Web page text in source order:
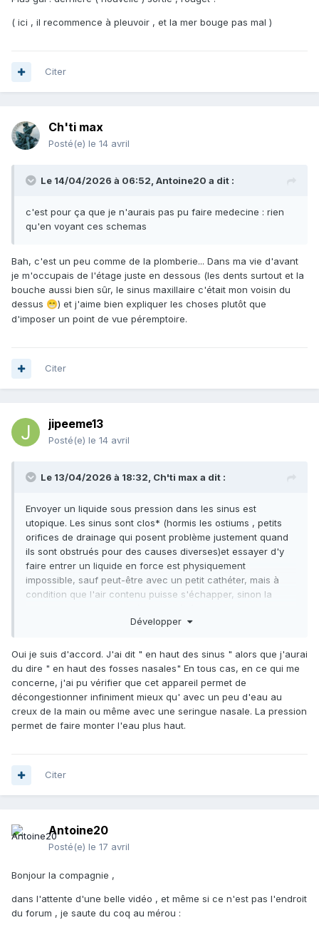
( ici , il recommence à pleuvoir , et la mer bouge pas mal )
Citer
Ch'ti max
Posté(e) le 14 avril
Le 14/04/2026 à 06:52, Antoine20 a dit :
c'est pour ça que je n'aurais pas pu faire medecine : rien
qu'en voyant ces schemas
Bah, c'est un peu comme de la plomberie... Dans ma vie d'avant
je m'occupais de l'étage juste en dessous (les dents surtout et la
bouche aussi bien sûr, le sinus maxillaire c'était mon voisin du
dessus 😁) et j'aime bien expliquer les choses plutôt que
d'imposer un point de vue péremptoire.
Citer
jipeeme13
Posté(e) le 14 avril
Le 13/04/2026 à 18:32, Ch'ti max a dit :
Envoyer un liquide sous pression dans les sinus est
utopique. Les sinus sont clos* (hormis les ostiums , petits
orifices de drainage qui posent problème justement quand
ils sont obstrués pour des causes diverses)et essayer d'y
faire entrer un liquide en force est physiquement
impossible, sauf peut-être avec un petit cathéter, mais à
condition que l'air contenu puisse s'échapper, sinon la
intenses. Je pense que le Respimer® permet un nettoyage
les sinus) et donc facilitent la "vidange" naturelle des
cavités.
D'ailleurs,en cas de sinusite on sent bien l'hyperpression
douloureuse dans la cavité, dûe aux liquides produits lors
de l'infection (je te laisse imaginer)et au fait que la
muqueuse congestionnée bouche l'orifice de sortie.
est la méthode de Proetz qui consiste à créer d'abord une
nasales, puis en injectant le liquide de traitement (toujours
l'aspiration s'arrête (un peu comme quand on fait entrer un
liquide dans un flacon plastique en appuyant sur les parois
et en relâchant ensuite). Ensuite le liquide et toutes les
plusieurs manœuvres.
*Contrairement aux fosses nasales bien ouvertes devant
par les narines et derrière par les choanes.
Développer
Oui je suis d'accord. J'ai dit " en haut des sinus " alors que j'aurai
du dire " en haut des fosses nasales" En tous cas, en ce qui me
concerne, j'ai pu vérifier que cet appareil permet de
décongestionner infiniment mieux qu' avec un peu d'eau au
creux de la main ou même avec une seringue nasale. La pression
permet de faire monter l'eau plus haut.
Citer
Antoine20
Posté(e) le 17 avril
Bonjour la compagnie ,
dans l'attente d'une belle vidéo , et même si ce n'est pas l'endroit
du forum , je saute du coq au mérou :